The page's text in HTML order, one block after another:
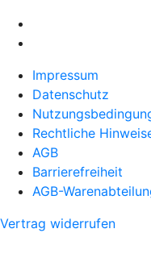
Impressum
Datenschutz
Rechtliche
AGB
Barrierefreiheit
AGB-
Vertrag widerrufen